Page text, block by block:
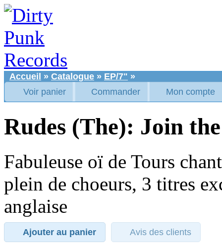
Accueil » Catalogue » EP/7" »
Voir panier
Commander Mon compte
Rudes (The): Join
Fabuleuse oï de Tours
plein de choeurs, 3 titres
anglaise
Ajouter au panier Avis des clients